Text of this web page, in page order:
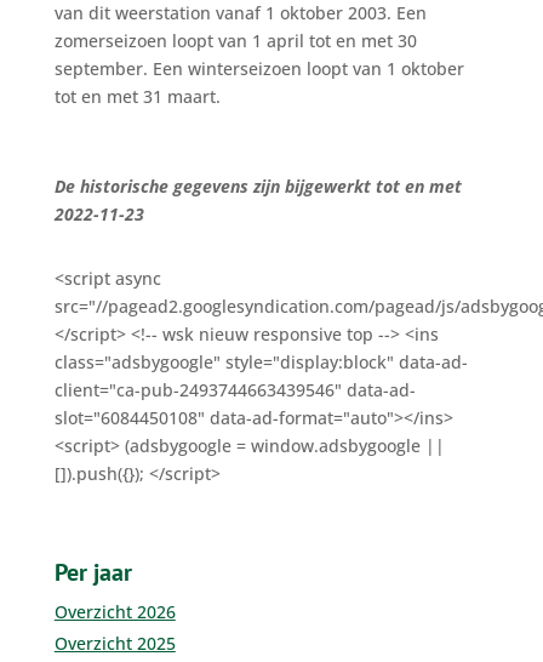
van dit weerstation vanaf 1 oktober 2003. Een
zomerseizoen loopt van 1 april tot en met 30
september. Een winterseizoen loopt van 1 oktober
tot en met 31 maart.
De historische gegevens zijn bijgewerkt tot en met
2022-11-23
<script async
src="//pagead2.googlesyndication.com/pagead/js/
</script> <!-- wsk nieuw responsive top --> <ins
class="adsbygoogle" style="display:block" data-ad-
client="ca-pub-2493744663439546" data-ad-
slot="6084450108" data-ad-format="auto"></ins>
<script> (adsbygoogle = window.adsbygoogle ||
[]).push({}); </script>
Per jaar
Overzicht 2026
Overzicht 2025